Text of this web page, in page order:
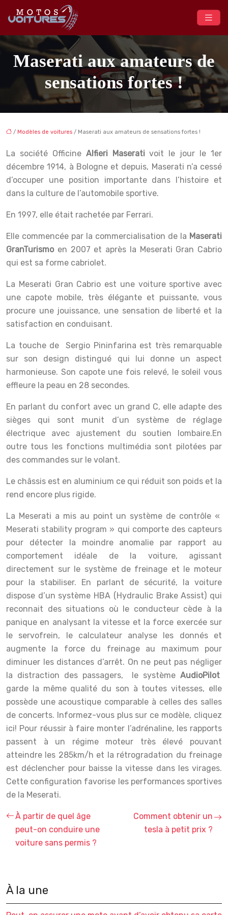
Maserati aux amateurs de
sensations fortes !
/ Modèles de voitures / Maserati aux amateurs de sensations fortes !
La société Officine Alfieri Maserativoit le jour le 1er
décembre 1914, à Bologne et depuis, Maserati n’a cessé
d’occuper une position importante dans l’histoire et
dans la culture de l’automobile sportive.
En 1997, elle était rachetée par Ferrari.
Elle commencée par la commercialisation de la Maserati
GranTurismo en 2007 et après la Meserati Gran Cabrio
qui est sa forme cabriolet.
La Meserati Gran Cabrio est une voiture sportive avec
une capote mobile, très élégante et puissante, vous
procure une jouissance, une sensation de liberté et la
satisfaction en conduisant.
La touche de Sergio Pininfarina est très remarquable
sur son design distingué qui lui donne un aspect
harmonieuse. Son capote une fois relevé, le soleil vous
effleure la peau en 28 secondes.
En parlant du confort avec un grand C, elle adapte des
sièges qui sont munit d’un système de réglage
électrique avec ajustement du soutien lombaire.En
outre tous les fonctions multimédia sont pilotées par
des commandes sur le volant.
Le châssis est en aluminium ce qui réduit son poids et la
rend encore plus rigide.
La Meserati a mis au point un système de contrôle «
Meserati stability program » qui comporte des capteurs
pour détecter la moindre anomalie par rapport au
comportement idéale de la voiture, agissant
directement sur le système de freinage et le moteur
pour la stabiliser. En parlant de sécurité, la voiture
dispose d’un système HBA (Hydraulic Brake Assist) qui
reconnait des situations où le conducteur cède à la
panique en analysant la vitesse et la force exercée sur
le servofrein, le calculateur analyse les donnés et
augmente la force du freinage au maximum pour
diminuer les distances d’arrêt. On ne peut pas négliger
la distraction des passagers, le système AudioPilot
garde la même qualité du son à toutes vitesses, elle
possède une acoustique comparable à celles des salles
de concerts. Informez-vous plus sur ce modèle, cliquez
ici! Pour réussir à faire monter l’adrénaline, les rapports
passent à un régime moteur très élevé pouvant
atteindre les 285km/h et la rétrogradation du freinage
est déclencher pour baisse la vitesse dans les virages.
Cette configuration favorise les performances sportives
de la Meserati.
À partir de quel âge
peut-on conduire une
voiture sans permis ?
Comment obtenir un
tesla à petit prix ?
À la une